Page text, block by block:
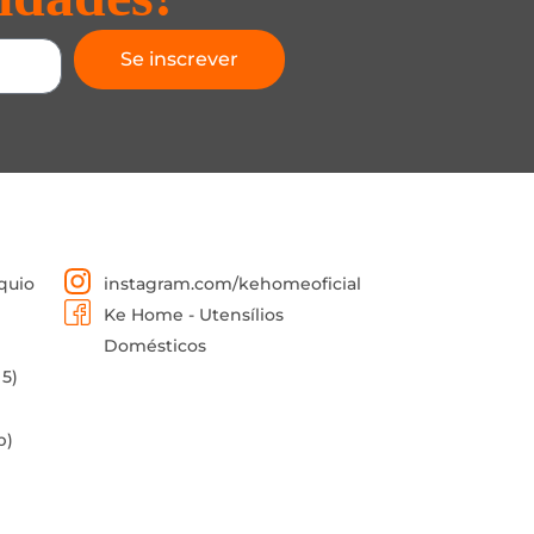
Se inscrever
instagram.com/kehomeoficial
Ke Home - Utensílios
Domésticos